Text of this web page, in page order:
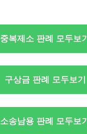
중복제소 판례 모두보기
구상금 판례 모두보기
소송남용 판례 모두보기